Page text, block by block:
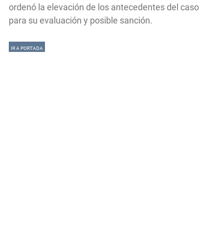
ordenó la elevación de los antecedentes del caso
para su evaluación y posible sanción.
IR A PORTADA